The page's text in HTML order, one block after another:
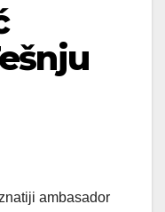
ambasador